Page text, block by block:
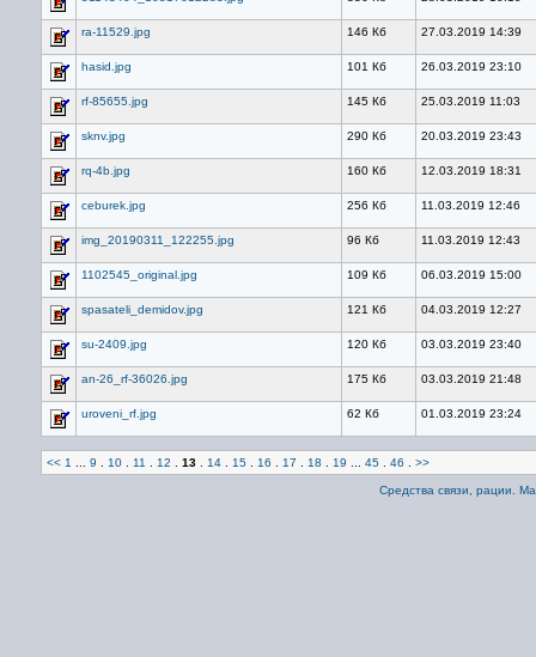
ra-11529.jpg 146 Кб 27.03.2019 14:39
hasid.jpg 101 Кб 26.03.2019 23:10
rf-85655.jpg 145 Кб 25.03.2019 11:03
sknv.jpg 290 Кб 20.03.2019 23:43
rq-4b.jpg 160 Кб 12.03.2019 18:31
ceburek.jpg 256 Кб 11.03.2019 12:46
img_20190311_122255.jpg 96 Кб 11.03.2019 12:43
1102545_original.jpg 109 Кб 06.03.2019 15:00
spasateli_demidov.jpg 121 Кб 04.03.2019 12:27
su-2409.jpg 120 Кб 03.03.2019 23:40
an-26_rf-36026.jpg 175 Кб 03.03.2019 21:48
uroveni_rf.jpg 62 Кб 01.03.2019 23:24
<< 1 9 10 11 12 13 14 15 16 17 18 19 45 46 >>
Средства связи, рации.